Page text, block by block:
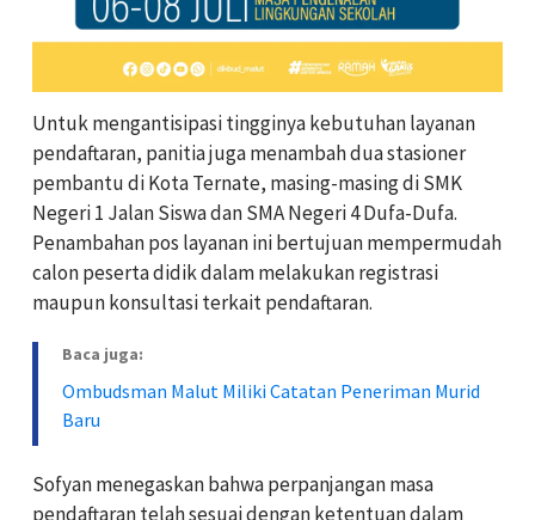
Untuk mengantisipasi tingginya kebutuhan layanan
pendaftaran, panitia juga menambah dua stasioner
pembantu di Kota Ternate, masing-masing di SMK
Negeri 1 Jalan Siswa dan SMA Negeri 4 Dufa-Dufa.
Penambahan pos layanan ini bertujuan mempermudah
calon peserta didik dalam melakukan registrasi
maupun konsultasi terkait pendaftaran.
Baca juga:
Ombudsman Malut Miliki Catatan Peneriman Murid
Baru
Sofyan menegaskan bahwa perpanjangan masa
pendaftaran telah sesuai dengan ketentuan dalam